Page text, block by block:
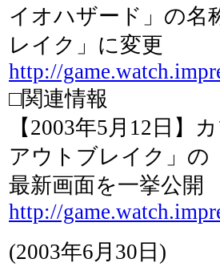
イオハザード」の名
レイク」に変更
http://
□関連情報
【2003年5月12日】
アウトブレイク」の
最新画面を一挙公開
http://
(2003年6月30日)